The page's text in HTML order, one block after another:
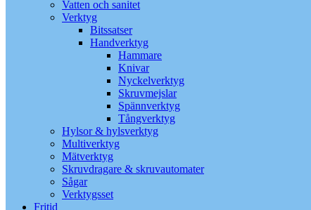
Vatten och sanitet
Verktyg
Bitssatser
Handverktyg
Hammare
Knivar
Nyckelverktyg
Skruvmejslar
Spännverktyg
Tångverktyg
Hylsor & hylsverktyg
Multiverktyg
Mätverktyg
Skruvdragare & skruvautomater
Sågar
Verktygsset
Fritid